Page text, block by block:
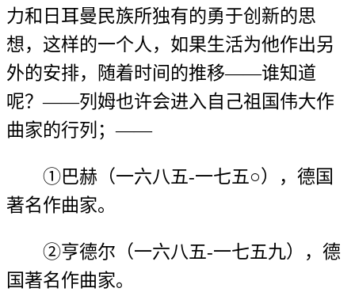
力和日耳曼民族所独有的勇于创新的思
想，这样的一个人，如果生活为他作出另
外的安排，随着时间的推移——谁知道
呢？——列姆也许会进入自己祖国伟大作
曲家的行列；——
①巴赫（一六八五-一七五○），德国
著名作曲家。
②亨德尔（一六八五-一七五九），德
国著名作曲家。